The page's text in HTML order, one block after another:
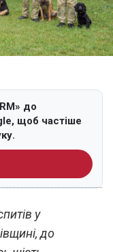
до
щоб частіше
у
до